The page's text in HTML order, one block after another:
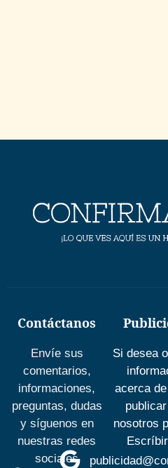
Contáctanos
Envíe sus
comentarios,
informaciones,
preguntas, dudas
y síguenos en
nuestras redes
sociales
Si desea
acerca
nosotros